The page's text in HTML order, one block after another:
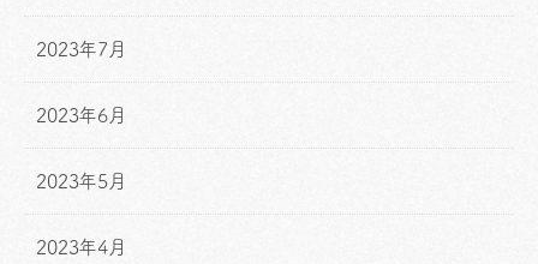
2023年7月
2023年6月
2023年5月
2023年4月